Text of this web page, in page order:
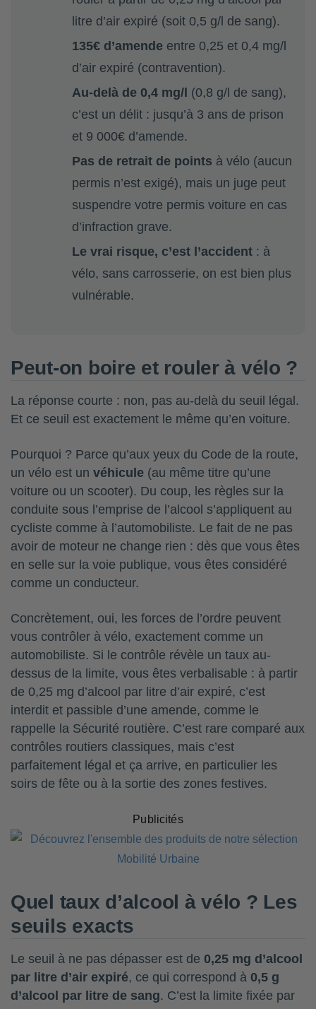
litre d’air expiré (soit 0,5 g/l de sang).
135€ d’amende entre 0,25 et 0,4 mg/l
d’air expiré (contravention).
Au-delà de 0,4 mg/l (0,8 g/l de sang),
c’est un délit : jusqu’à 3 ans de prison
et 9 000€ d’amende.
Pas de retrait de points à vélo (aucun
permis n’est exigé), mais un juge peut
suspendre votre permis voiture en cas
d’infraction grave.
Le vrai risque, c’est l’accident : à
vélo, sans carrosserie, on est bien plus
vulnérable.
Peut-on boire et rouler à vélo ?
La réponse courte : non, pas au-delà du seuil légal.
Et ce seuil est exactement le même qu’en voiture.
Pourquoi ? Parce qu’aux yeux du Code de la route,
un vélo est un véhicule (au même titre qu’une
voiture ou un scooter). Du coup, les règles sur la
conduite sous l’emprise de l’alcool s’appliquent au
cycliste comme à l’automobiliste. Le fait de ne pas
avoir de moteur ne change rien : dès que vous êtes
en selle sur la voie publique, vous êtes considéré
comme un conducteur.
Concrètement, oui, les forces de l’ordre peuvent
vous contrôler à vélo, exactement comme un
automobiliste. Si le contrôle révèle un taux au-
dessus de la limite, vous êtes verbalisable : à partir
de 0,25 mg d’alcool par litre d’air expiré, c’est
interdit et passible d’une amende, comme le
rappelle la Sécurité routière. C’est rare comparé aux
contrôles routiers classiques, mais c’est
parfaitement légal et ça arrive, en particulier les
soirs de fête ou à la sortie des zones festives.
Publicités
Quel taux d’alcool à vélo ? Les
seuils exacts
Le seuil à ne pas dépasser est de 0,25 mg d’alcool
par litre d’air expiré, ce qui correspond à 0,5 g
d’alcool par litre de sang. C’est la limite fixée par